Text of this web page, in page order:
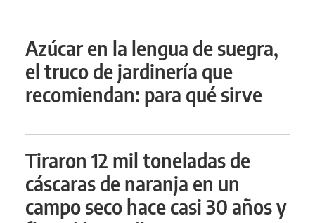
Azúcar en la lengua de suegra,
el truco de jardinería que
recomiendan: para qué sirve
Tiraron 12 mil toneladas de
cáscaras de naranja en un
campo seco hace casi 30 años y